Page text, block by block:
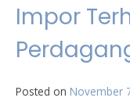
Impor
Posted on November